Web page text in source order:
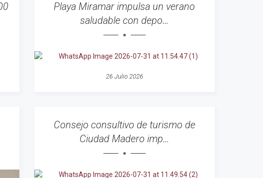
Playa Miramar impulsa un verano
saludable con depo…
26 Julio 2026
Consejo consultivo de turismo de
Ciudad Madero imp…